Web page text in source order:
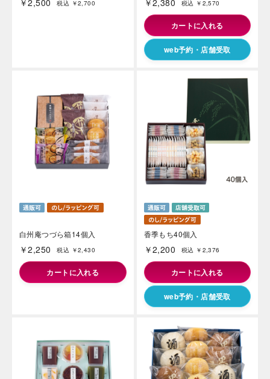
税込 ￥2,700 税込 ￥2,570
カートに入れる
web予約・店舗受取
白州庵つづら箱14個入
￥2,250 税込 ￥2,430
カートに入れる
香季もち40個入
￥2,200 税込 ￥2,376
カートに入れる
web予約・店舗受取